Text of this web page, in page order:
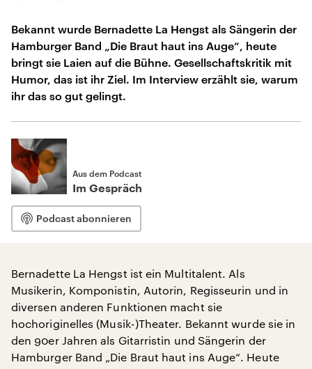
Bekannt wurde Bernadette La Hengst als Sängerin der
Hamburger Band „Die Braut haut ins Auge“, heute
bringt sie Laien auf die Bühne. Gesellschaftskritik mit
Humor, das ist ihr Ziel. Im Interview erzählt sie, warum
ihr das so gut gelingt.
Aus dem Podcast
Im Gespräch
Podcast abonnieren
Bernadette La Hengst ist ein Multitalent. Als
Musikerin, Komponistin, Autorin, Regisseurin und in
diversen anderen Funktionen macht sie
hochoriginelles (Musik-)Theater. Bekannt wurde sie in
den 90er Jahren als Gitarristin und Sängerin der
Hamburger Band „Die Braut haut ins Auge“. Heute